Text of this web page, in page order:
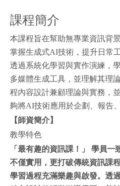
課程簡介
本課程旨在幫助無專業資訊背
掌握生成式AI技術，提升日常
透過系統化學習與實作演練，
多媒體生成工具，並理解其理
程內容設計兼顧理論與實務，
夠將AI技術應用於企劃、報告
【師資簡介】
教學特色
「最有趣的資訊課！」
學員一
不僅實用，更打破傳統資訊課
學習過程充滿樂趣與啟發。透